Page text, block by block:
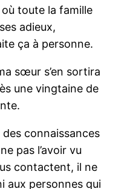
où toute la famille
adieux,
ça à personne.
sœur s’en sortira
une vingtaine de
connaissances
pas l’avoir vu
contactent, il ne
aux personnes qui